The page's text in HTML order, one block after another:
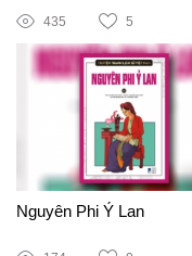
435 5
Nguyên Phi Ỷ Lan